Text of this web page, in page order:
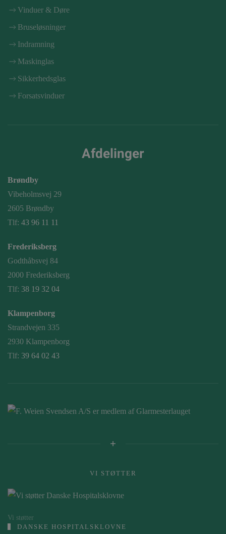
Vinduer & Døre
Bruseløsninger
Indramning
Maskinglas
Sikkerhedsglas
Forsatsvinduer
Afdelinger
Brøndby
Vibeholmsvej 29
2605 Brøndby
Tlf: 43 96 11 11
Frederiksberg
Godthåbsvej 84
2000 Frederiksberg
Tlf: 38 19 32 04
Klampenborg
Strandvejen 335
2930 Klampenborg
Tlf: 39 64 02 43
VI STØTTER
Vi støtter
DANSKE HOSPITALSKLOVNE